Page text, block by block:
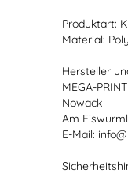
Produktart:
Material:
Hersteller
MEGA-
Nowack
Am
E-Mail: